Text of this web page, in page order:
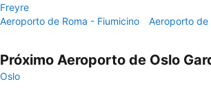
Freyre
Aeroporto de Roma - Fiumicino Aeroporto de
Próximo Aeroporto de Oslo
Oslo